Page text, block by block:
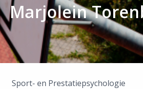
Sport- en Prestatiepsychologie